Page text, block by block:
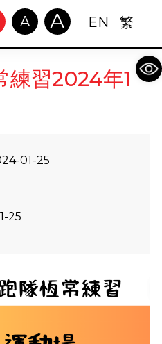
A A EN 繁
練習2024年1
01-25
25